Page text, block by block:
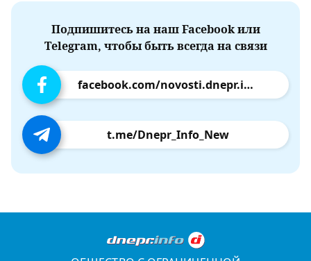
Подпишитесь на наш Facebook или
Telegram, чтобы быть всегда на связи
facebook.com/novosti.dnepr.info
t.me/Dnepr_Info_New